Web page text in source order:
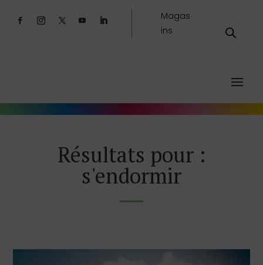
Magas
ins
Résultats pour :
s'endormir